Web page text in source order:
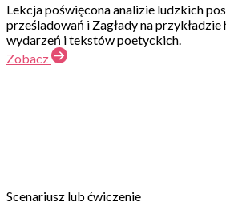
Lekcja poświęcona analizie ludzkich
prześladowań i Zagłady na
wydarzeń i tekstów poetyckich.
Zobacz
Scenariusz lub ćwiczenie